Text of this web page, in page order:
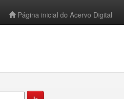
Página inicial do Acervo Digital